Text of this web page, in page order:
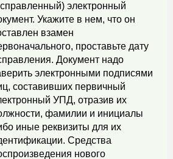
электронный
Укажите в нем, что он
взамен
проставьте дату
Документ надо
электронными подписями
составивших первичный
УПД, отразив их
фамилии и инициалы
иные реквизиты для их
Средства
нового